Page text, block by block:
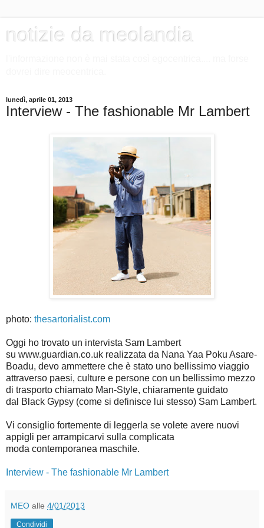
notizie da meolandia
lunedì, aprile 01, 2013
Interview - The fashionable Mr Lambert
photo: thesartorialist.com
Oggi ho trovato un intervista Sam Lambert
su www.guardian.co.uk realizzata da Nana Yaa Poku Asare-
Boadu, devo ammettere che è stato uno bellissimo viaggio
attraverso paesi, culture e persone con un bellissimo mezzo
di trasporto chiamato Man-Style, chiaramente guidato
dal Black Gypsy (come si definisce lui stesso) Sam Lambert.
Vi consiglio fortemente di leggerla se volete avere nuovi
appigli per arrampicarvi sulla complicata
moda contemporanea maschile.
Interview - The fashionable Mr Lambert
MEO alle 4/01/2013
Condividi